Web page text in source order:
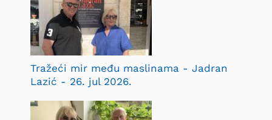
Tražeći mir među maslinama - Jadran
Lazić - 26. jul 2026.